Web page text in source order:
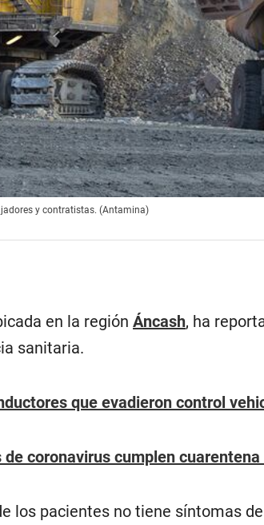
y contratistas. (Antamina)
en la regiónÁncash, ha
sanitaria.
que evadieron control
coronavirus cumplen
los pacientes no tiene síntomas